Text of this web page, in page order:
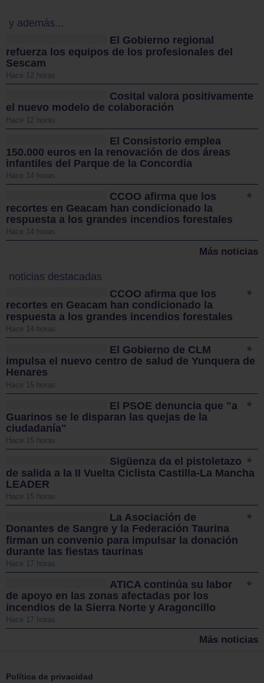
y además...
El Gobierno regional
refuerza los equipos de los profesionales del
Sescam
Hace 12 horas
Cosital valora positivamente
el nuevo modelo de colaboración
Hace 12 horas
El Consistorio emplea
150.000 euros en la renovación de dos áreas
infantiles del Parque de la Concordia
Hace 14 horas
CCOO afirma que los
recortes en Geacam han condicionado la
respuesta a los grandes incendios forestales
Hace 14 horas
Más noticias
noticias destacadas
CCOO afirma que los
recortes en Geacam han condicionado la
respuesta a los grandes incendios forestales
Hace 14 horas
El Gobierno de CLM
impulsa el nuevo centro de salud de Yunquera de
Henares
Hace 15 horas
El PSOE denuncia que "a
Guarinos se le disparan las quejas de la
ciudadanía"
Hace 15 horas
Sigüenza da el pistoletazo
de salida a la II Vuelta Ciclista Castilla-La Mancha
LEADER
Hace 15 horas
La Asociación de
Donantes de Sangre y la Federación Taurina
firman un convenio para impulsar la donación
durante las fiestas taurinas
Hace 17 horas
ATICA continúa su labor
de apoyo en las zonas afectadas por los
incendios de la Sierra Norte y Aragoncillo
Hace 17 horas
Más noticias
Política de privacidad